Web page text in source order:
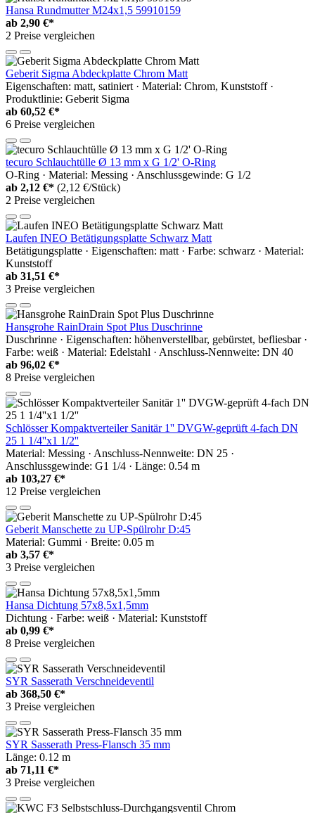
Hansa Rundmutter M24x1,5 59910159
ab 2,90 €*
2 Preise vergleichen
Geberit Sigma Abdeckplatte Chrom Matt
Eigenschaften: matt, satiniert · Material: Chrom, Kunststoff ·
Produktlinie: Geberit Sigma
ab 60,52 €*
6 Preise vergleichen
tecuro Schlauchtülle Ø 13 mm x G 1/2' O-Ring
O-Ring · Material: Messing · Anschlussgewinde: G 1/2
ab 2,12 €* (2,12 €/Stück)
2 Preise vergleichen
Laufen INEO Betätigungsplatte Schwarz Matt
Betätigungsplatte · Eigenschaften: matt · Farbe: schwarz · Material:
Kunststoff
ab 31,51 €*
3 Preise vergleichen
Hansgrohe RainDrain Spot Plus Duschrinne
Duschrinne · Eigenschaften: höhenverstellbar, gebürstet, befliesbar ·
Farbe: weiß · Material: Edelstahl · Anschluss-Nennweite: DN 40
ab 96,02 €*
8 Preise vergleichen
Schlösser Kompaktverteiler Sanitär 1'' DVGW-geprüft 4-fach DN
25 1 1/4''x1 1/2''
Material: Messing · Anschluss-Nennweite: DN 25 ·
Anschlussgewinde: G1 1/4 · Länge: 0.54 m
ab 103,27 €*
12 Preise vergleichen
Geberit Manschette zu UP-Spülrohr D:45
Material: Gummi · Breite: 0.05 m
ab 3,57 €*
3 Preise vergleichen
Hansa Dichtung 57x8,5x1,5mm
Dichtung · Farbe: weiß · Material: Kunststoff
ab 0,99 €*
8 Preise vergleichen
SYR Sasserath Verschneideventil
ab 368,50 €*
3 Preise vergleichen
SYR Sasserath Press-Flansch 35 mm
Länge: 0.12 m
ab 71,11 €*
3 Preise vergleichen